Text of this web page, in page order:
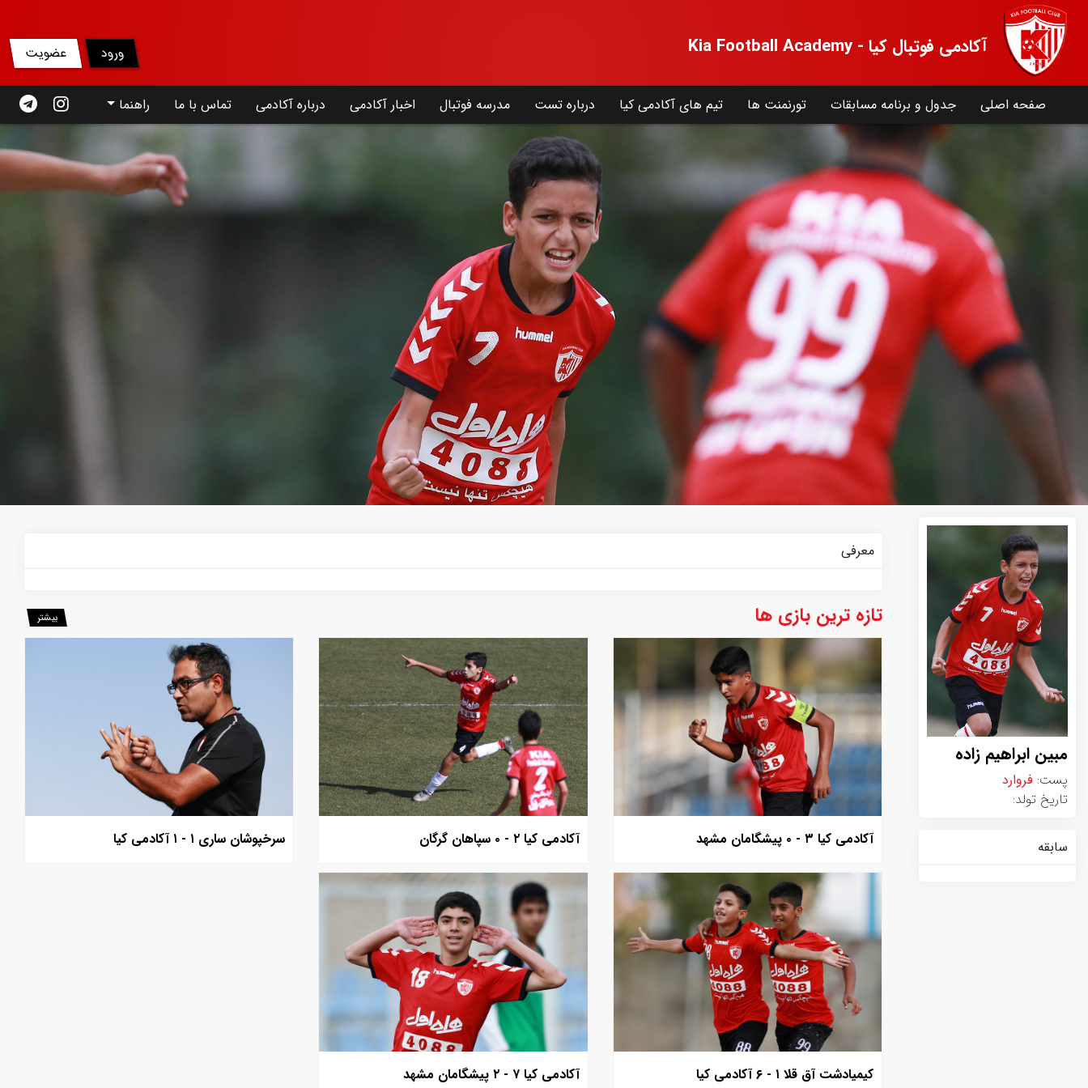
آکادمی فوتبال کیا - Kia Football Academy ورود عضویت
صفحه اصلی جدول و برنامه مسابقات تورنمنت ها تیم های آکادمی کیا درباره تست مدرسه فوتبال اخبار آکادمی درباره آکادمی تماس با ما راهنما
مبین ابراهیم زاده
پست: فروارد
تاریخ تولد:
سابقه
معرفی
تازه ترین بازی ها بیشتر
آکادمی کیا ۳ - ۰ پیشگامان مشهد آکادمی کیا ۲ - ۰ سپاهان گرگان سرخپوشان ساری ۱ - ۱ آکادمی کیا
کیمیادشت آق قلا ۱ - ۶ آکادمی کیا آکادمی کیا ۷ - ۲ پیشگامان مشهد